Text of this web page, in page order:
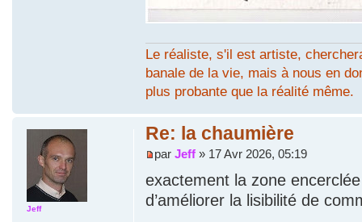
Le réaliste, s'il est artiste,
banale de la vie, mais à nous en
plus probante que la réalité même.
Re: la chaumière
parJeff » 17 Avr 2026, 05:19
exactement la zone
d’améliorer la lisibilité de
Jeff